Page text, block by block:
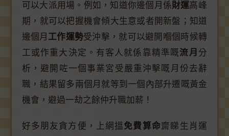
可以大派用場。例如，知道你邊個月係財運高峰
期，就可以把握機會傾大生意或者開新盤；知道
邊個月 工作運勢受沖擊，就可以避開嗰個時候轉
工或作重大決定。有客人就係靠精準嘅流月 分
析，避開咗一個事業宮受嚴重沖擊嘅月份去辭
職，結果留多兩個月就等到一個內部升遷嘅黃金
機會，避過一劫之餘仲升職加薪！
好多朋友貪方便，上網搵 免費算命齋睇生肖運